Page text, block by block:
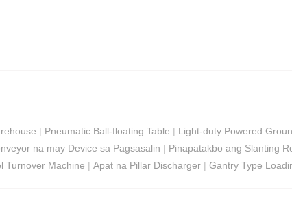
| Pneumatic Ball-floating Table | Light-duty Powered
na may Device sa Pagsasalin | Pinapatakbo ang Slanting
Turnover Machine | Apat na Pillar Discharger | Gantry Type